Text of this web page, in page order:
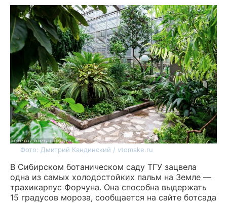
Фото: Дмитрий Кандинский / vtomske.ru
В Сибирском ботаническом саду ТГУ зацвела
одна из самых холодостойких пальм на Земле —
трахикарпус Форчуна. Она способна выдержать
15 градусов мороза, сообщается на сайте ботсада